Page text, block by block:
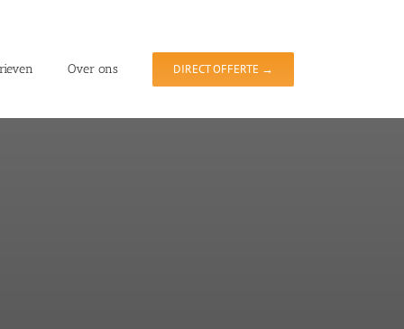
Over ons DIRECT OFFERTE →